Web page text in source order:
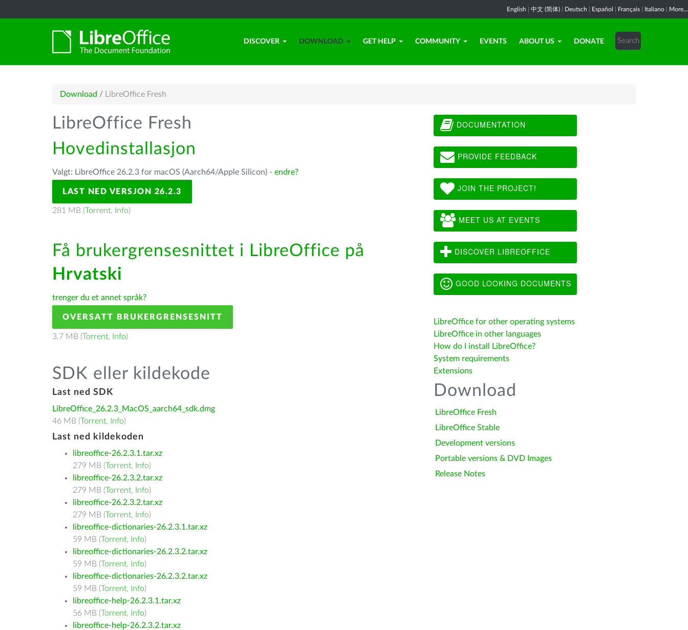
English 中文 (简体) Deutsch Español Français Italiano More...
DISCOVER DOWNLOAD GET HELP COMMUNITY EVENTS ABOUT US DONATE
Download / LibreOffice Fresh
LibreOffice Fresh
Hovedinstallasjon
Valgt: LibreOffice 26.2.3 for macOS (Aarch64/Apple Silicon) - endre?
LAST NED VERSJON 26.2.3
281 MB (Torrent, Info)
Få brukergrensesnittet i LibreOffice på
Hrvatski
trenger du et annet språk?
OVERSATT BRUKERGRENSESNITT
3.7 MB (Torrent, Info)
SDK eller kildekode
Last ned SDK
LibreOffice_26.2.3_MacOS_aarch64_sdk.dmg
46 MB (Torrent, Info)
Last ned kildekoden
libreoffice-26.2.3.1.tar.xz
279 MB (Torrent, Info)
libreoffice-26.2.3.2.tar.xz
279 MB (Torrent, Info)
libreoffice-26.2.3.2.tar.xz
279 MB (Torrent, Info)
libreoffice-dictionaries-26.2.3.1.tar.xz
59 MB (Torrent, Info)
libreoffice-dictionaries-26.2.3.2.tar.xz
59 MB (Torrent, Info)
libreoffice-dictionaries-26.2.3.2.tar.xz
59 MB (Torrent, Info)
libreoffice-help-26.2.3.1.tar.xz
56 MB (Torrent, Info)
libreoffice-help-26.2.3.2.tar.xz
DOCUMENTATION
PROVIDE FEEDBACK
JOIN THE PROJECT!
MEET US AT EVENTS
DISCOVER LIBREOFFICE
GOOD LOOKING DOCUMENTS
LibreOffice for other operating systems
LibreOffice in other languages
How do I install LibreOffice?
System requirements
Extensions
Download
LibreOffice Fresh
LibreOffice Stable
Development versions
Portable versions & DVD Images
Release Notes